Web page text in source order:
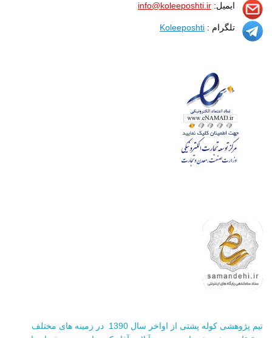
ایمیل: info@koleeposhti.ir
تلگرام : Koleeposhti
تیم پژوهشی کوله پشتی از اواخر سال 1390 در زمینه های مختلف